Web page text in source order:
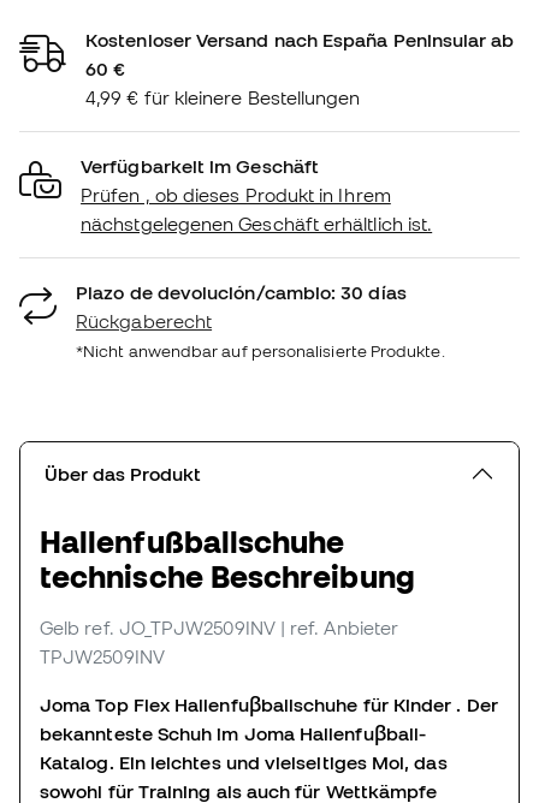
Kostenloser Versand nach España Peninsular ab
60 €
4,99 € für kleinere Bestellungen
Verfügbarkeit im Geschäft
Prüfen , ob dieses Produkt in Ihrem
nächstgelegenen Geschäft erhältlich ist.
Plazo de devolución/cambio: 30 días
Rückgaberecht
*Nicht anwendbar auf personalisierte Produkte.
Über das Produkt
Hallenfußballschuhe
technische Beschreibung
Gelb ref. JO_TPJW2509INV | ref. Anbieter
TPJW2509INV
Joma Top Flex Hallenfuβballschuhe für Kinder .
Der
bekannteste Schuh im Joma Hallenfuβball-
Katalog.
Ein leichtes und vielseitiges Mol, das
sowohl für Training als auch für Wettkämpfe